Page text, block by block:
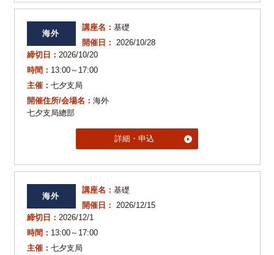
海外
講座名： 基礎
開催日： 2026/10/28
締切日： 2026/10/20
時間： 13:00～17:00
主催： 七夕支局
開催住所/会場名： 海外
七夕支局總部
詳細・申込
海外
講座名： 基礎
開催日： 2026/12/15
締切日： 2026/12/1
時間： 13:00～17:00
主催： 七夕支局